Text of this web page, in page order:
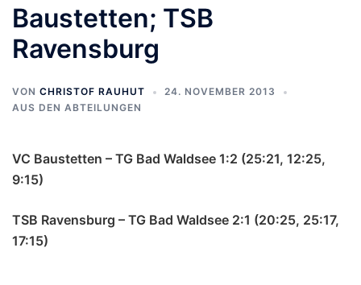
Baustetten; TSB
Ravensburg
VON CHRISTOF RAUHUT
24. NOVEMBER 2013
AUS DEN ABTEILUNGEN
VC Baustetten – TG Bad Waldsee 1:2 (25:21, 12:25,
9:15)
TSB Ravensburg – TG Bad Waldsee 2:1 (20:25, 25:17,
17:15)